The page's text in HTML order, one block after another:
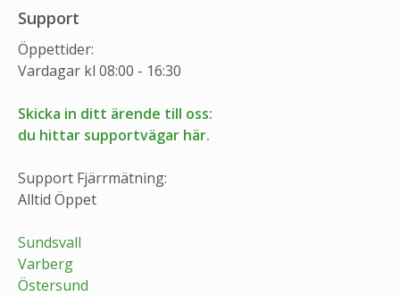
Support
Öppettider:
Vardagar kl 08:00 - 16:30
Skicka in ditt ärende till oss:
du hittar supportvägar här.
Support Fjärrmätning:
Alltid Öppet
Sundsvall
Varberg
Östersund